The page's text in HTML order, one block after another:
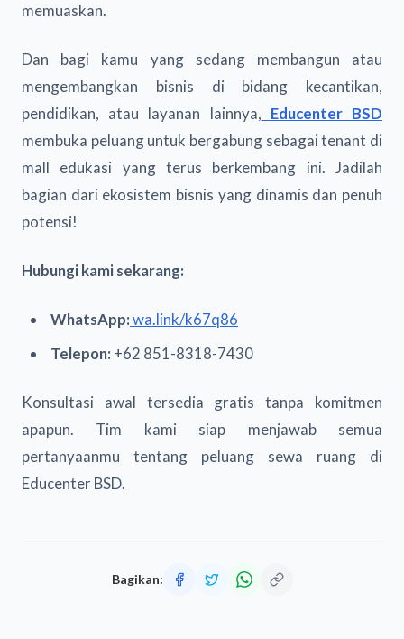
memuaskan.
Dan bagi kamu yang sedang membangun atau
mengembangkan bisnis di bidang kecantikan,
pendidikan, atau layanan lainnya, Educenter BSD
membuka peluang untuk bergabung sebagai tenant di
mall edukasi yang terus berkembang ini. Jadilah
bagian dari ekosistem bisnis yang dinamis dan penuh
potensi!
Hubungi kami sekarang:
WhatsApp:wa.link/k67q86
Telepon: +62 851-8318-7430
Konsultasi awal tersedia gratis tanpa komitmen
apapun. Tim kami siap menjawab semua
pertanyaanmu tentang peluang sewa ruang di
Educenter BSD.
Bagikan: